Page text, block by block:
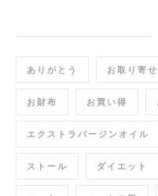
ありがとう お取り寄せ
お財布 お買い得
エクストラバージンオイル
ストール ダイエット